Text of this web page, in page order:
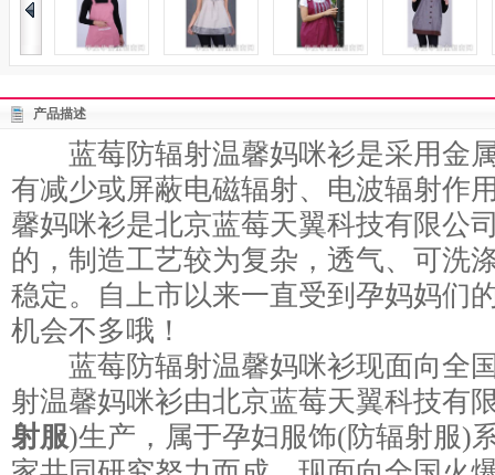
产品描述
蓝莓防辐射温馨妈咪衫是采用金
有减少或屏蔽电磁辐射、电波辐射作
馨妈咪衫是北京蓝莓天翼科技有限公
的，制造工艺较为复杂，透气、可洗
稳定。自上市以来一直受到孕妈妈们
机会不多哦！
蓝莓防辐射温馨妈咪衫现面向全
射温馨妈咪衫由北京蓝莓天翼科技有
射服)生产，属于孕妇服饰(防辐射服)